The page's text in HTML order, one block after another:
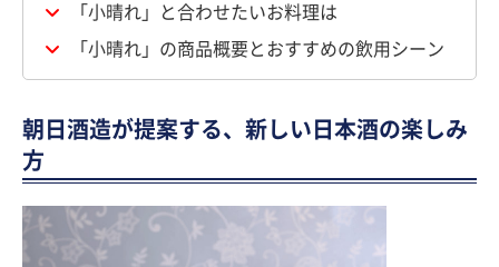
「小晴れ」と合わせたいお料理は
「小晴れ」の商品概要とおすすめの飲用シーン
朝日酒造が提案する、新しい日本酒の楽しみ
方